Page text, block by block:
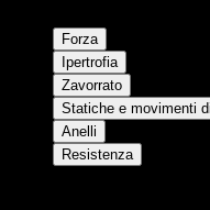
Forza
Ipertrofia
Zavorrato
Statiche e movimenti
Anelli
Resistenza